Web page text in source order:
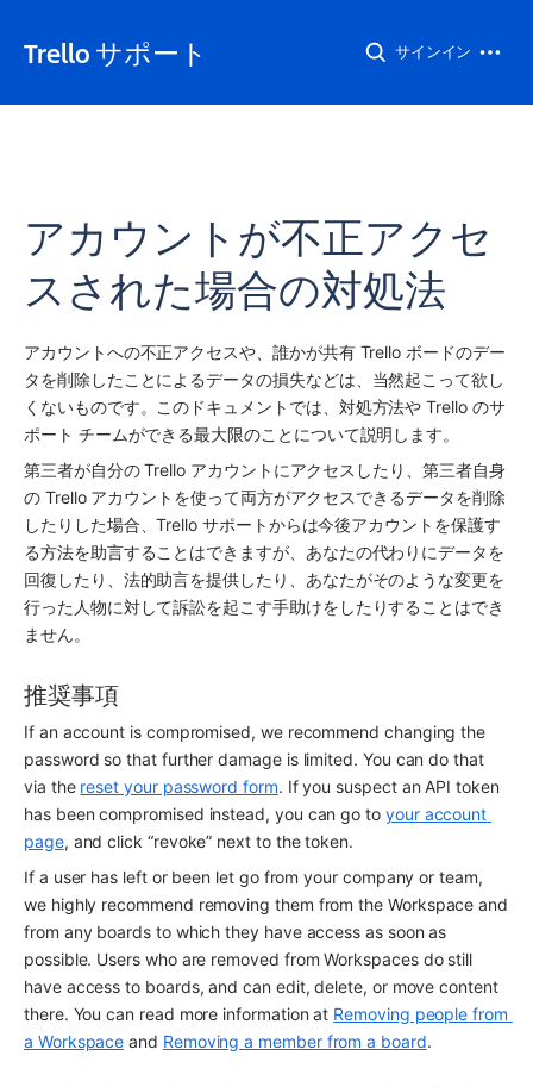
Trello サポート サインイン
アカウントが不正アクセ
スされた場合の対処法
アカウントへの不正アクセスや、誰かが共有 Trello ボードのデー
タを削除したことによるデータの損失などは、当然起こって欲し
くないものです。このドキュメントでは、対処方法や Trello のサ
ポート チームができる最大限のことについて説明します。
第三者が自分の Trello アカウントにアクセスしたり、第三者自身
の Trello アカウントを使って両方がアクセスできるデータを削除
したりした場合、Trello サポートからは今後アカウントを保護す
る方法を助言することはできますが、あなたの代わりにデータを
回復したり、法的助言を提供したり、あなたがそのような変更を
行った人物に対して訴訟を起こす手助けをしたりすることはでき
ません。
推奨事項
If an account is compromised, we recommend changing the
password so that further damage is limited. You can do that
via the reset your password form. If you suspect an API token
has been compromised instead, you can go to your account
page, and click “revoke” next to the token.
If a user has left or been let go from your company or team,
we highly recommend removing them from the Workspace and
from any boards to which they have access as soon as
possible. Users who are removed from Workspaces do still
have access to boards, and can edit, delete, or move content
there. You can read more information at Removing people from
a Workspace and Removing a member from a board.